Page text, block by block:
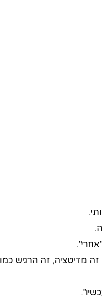
גוף ולא לדעת מה זה מדיטציה, זה הרגיש כמו